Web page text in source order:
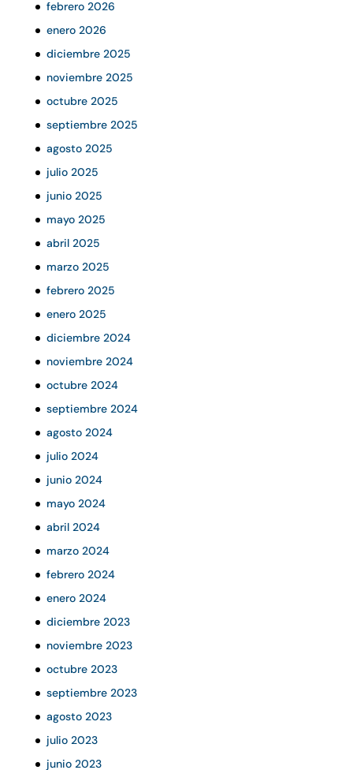
febrero 2026
enero 2026
diciembre 2025
noviembre 2025
octubre 2025
septiembre 2025
agosto 2025
julio 2025
junio 2025
mayo 2025
abril 2025
marzo 2025
febrero 2025
enero 2025
diciembre 2024
noviembre 2024
octubre 2024
septiembre 2024
agosto 2024
julio 2024
junio 2024
mayo 2024
abril 2024
marzo 2024
febrero 2024
enero 2024
diciembre 2023
noviembre 2023
octubre 2023
septiembre 2023
agosto 2023
julio 2023
junio 2023